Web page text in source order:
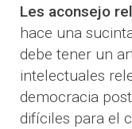
Les aconsejo
hace una
debe tener un
intelectuales
democracia
difíciles para el